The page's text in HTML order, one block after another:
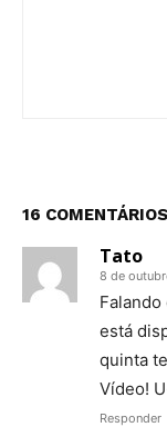
16 COMENTÁRIOS
Tato
8 de
está
quinta
Vídeo!
Responder